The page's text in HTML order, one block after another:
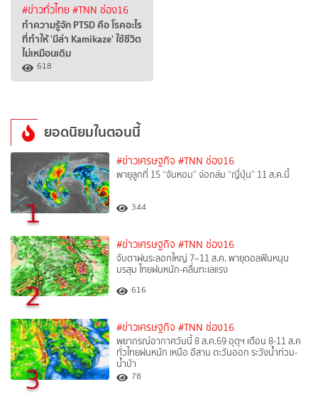
#ข่าวทั่วไทย#TNN ช่อง16
ทำความรู้จัก PTSD คือ โรคอะไร
ที่ทำให้ 'มีล่า Kamikaze' ใช้ชีวิต
ไม่เหมือนเดิม
618
ยอดนิยมในตอนนี้
1
#ข่าวเศรษฐกิจ #TNN ช่อง16
พายุลูกที่ 15 “จันหอม” จ่อถล่ม “ญี่ปุ่น” 11 ส.ค.นี้
344
2
#ข่าวเศรษฐกิจ #TNN ช่อง16
จับตาฝนระลอกใหญ่ 7–11 ส.ค. พายุดอลฟินหนุน
มรสุม ไทยฝนหนัก-คลื่นทะเลแรง
616
3
#ข่าวเศรษฐกิจ #TNN ช่อง16
พยากรณ์อากาศวันนี้ 8 ส.ค.69 อุตุฯ เตือน 8-11 ส.ค
ทั่วไทยฝนหนัก เหนือ อีสาน ตะวันออก ระวังน้ำท่วม-
น้ำป่า
78